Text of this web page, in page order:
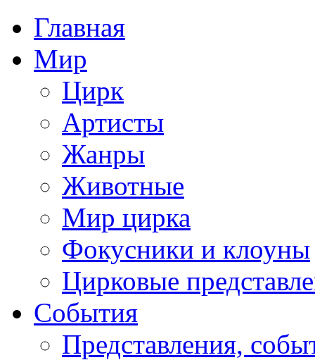
Главная
Мир
Цирк
Артисты
Жанры
Животные
Мир цирка
Фокусники и клоуны
Цирковые
События
Представления,